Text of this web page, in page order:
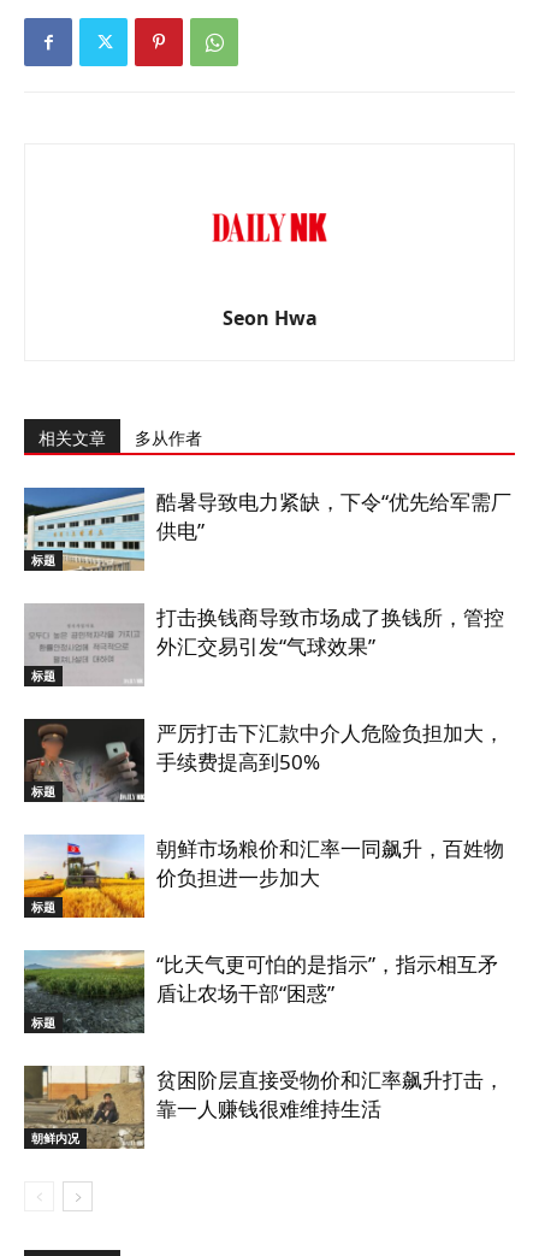
Seon Hwa
相关文章 多从作者
标题
酷暑导致电力紧缺，下令“优先给军需厂
供电”
标题
打击换钱商导致市场成了换钱所，管控
外汇交易引发“气球效果”
标题
严厉打击下汇款中介人危险负担加大，
手续费提高到50%
标题
朝鲜市场粮价和汇率一同飙升，百姓物
价负担进一步加大
标题
“比天气更可怕的是指示”，指示相互矛
盾让农场干部“困惑”
朝鲜内况
贫困阶层直接受物价和汇率飙升打击，
靠一人赚钱很难维持生活